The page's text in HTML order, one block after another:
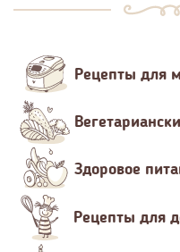
Рецепты для
Здоровое
Рецепты для